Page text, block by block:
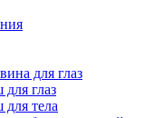
для глаз
глаз
тела